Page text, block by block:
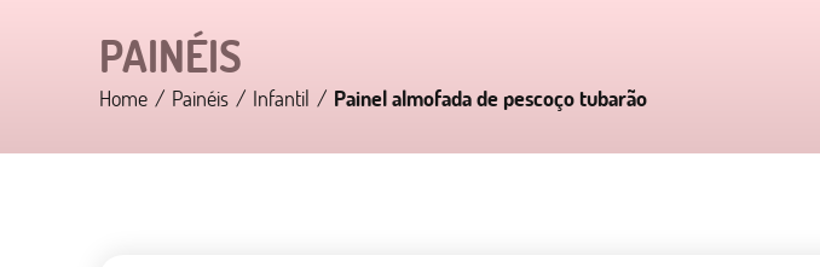
PAINÉIS
Home Painéis Infantil Painel almofada de pescoço tubarão